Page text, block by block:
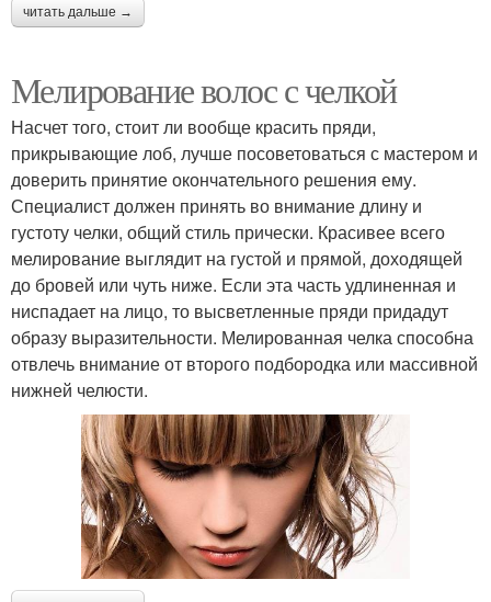
читать дальше →
Мелирование волос с челкой
Насчет того, стоит ли вообще красить пряди,
прикрывающие лоб, лучше посоветоваться с мастером и
доверить принятие окончательного решения ему.
Специалист должен принять во внимание длину и
густоту челки, общий стиль прически. Красивее всего
мелирование выглядит на густой и прямой, доходящей
до бровей или чуть ниже. Если эта часть удлиненная и
ниспадает на лицо, то высветленные пряди придадут
образу выразительности. Мелированная челка способна
отвлечь внимание от второго подбородка или массивной
нижней челюсти.